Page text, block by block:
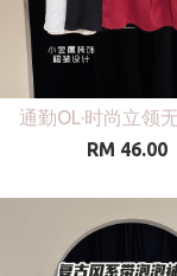
通勤OL·时尚立领
RM 46.00